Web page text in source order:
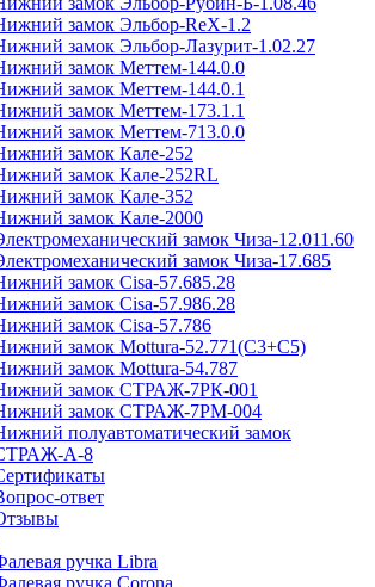
замок Эльбор-ReX-1.2
замок Эльбор-Лазурит-1.02.27
замок Меттем-144.0.0
замок Меттем-144.0.1
замок Меттем-173.1.1
замок Меттем-713.0.0
замок Кале-252
замок Кале-252RL
замок Кале-352
замок Кале-2000
замок Чиза-12.011.60
замок Чиза-17.685
замок Cisa-57.685.28
замок Cisa-57.986.28
замок Cisa-57.786
замок Mottura-52.771(C3+C5)
замок Mottura-54.787
замок СТРАЖ-7РК-001
замок СТРАЖ-7РМ-004
полуавтоматический замок
A-8
ответ
ручка Libra
ручка Corona